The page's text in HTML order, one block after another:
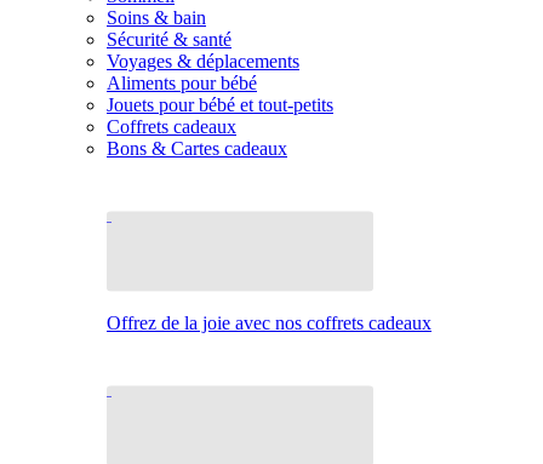
Soins & bain
Sécurité & santé
Voyages & déplacements
Aliments pour bébé
Jouets pour bébé et tout-petits
Coffrets cadeaux
Bons & Cartes cadeaux
Offrez de la joie avec nos coffrets cadeaux